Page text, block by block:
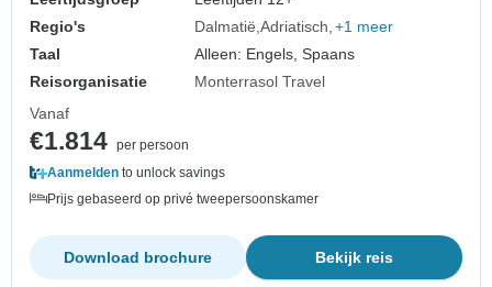
architectuur en prachtige uitzichten…
Regio's
Dalmatië Adriatisch +1 meer
Taal
Alleen: Engels, Spaans
Reisorganisatie
Monterrasol Travel
Vanaf
€1.814 per persoon
Aanmelden to unlock savings
Prijs gebaseerd op privé tweepersoonskamer
Bekijk reis
Download brochure